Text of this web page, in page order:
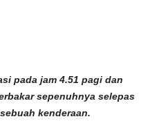
pada jam 4.51 pagi dan
sepenuhnya selepas
kenderaan.